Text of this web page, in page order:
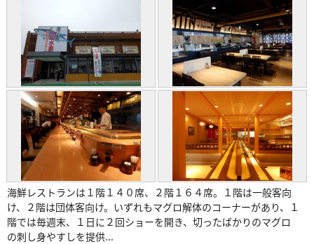
海鮮レストランは１階１４０席、２階１６４席。１階は一般客向
け、２階は団体客向け。いずれもマグロ解体のコーナーがあり、１
階では毎週末、１日に２回ショーを開き、切ったばかりのマグロ
の刺し身やすしを提供...